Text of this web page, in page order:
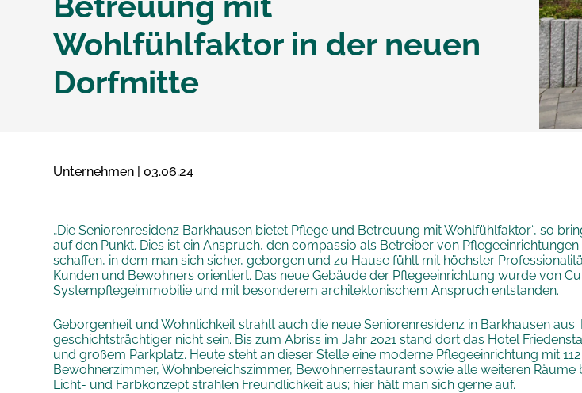
Wohlfühlfaktor in der neuen
Dorfmitte
Unternehmen | 03.06.24
„Die Seniorenresidenz Barkhausen bietet Pflege und Betreuung mit Wohlfühlfaktor“, so
auf den Punkt. Dies ist ein Anspruch, den compassio als Betreiber von
schaffen, in dem man sich sicher, geborgen und zu Hause fühlt mit höchster
Kunden und Bewohners orientiert. Das neue Gebäude der Pflegeeinrichtung wurde von
Systempflegeimmobilie und mit besonderem architektonischem Anspruch entstanden.
Geborgenheit und Wohnlichkeit strahlt auch die neue Seniorenresidenz in Barkhausen
geschichtsträchtiger nicht sein. Bis zum Abriss im Jahr 2021 stand dort das Hotel
und großem Parkplatz. Heute steht an dieser Stelle eine moderne Pflegeeinrichtung mit
Bewohnerzimmer, Wohnbereichszimmer, Bewohnerrestaurant sowie alle weiteren
Licht- und Farbkonzept strahlen Freundlichkeit aus; hier hält man sich gerne auf.